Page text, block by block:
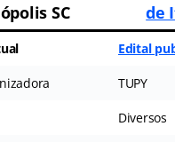
SC
de
Edital
TUPY
Diversos